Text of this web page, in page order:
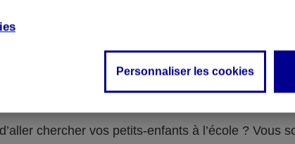
vous avez un accident de voiture
chercher vos petits-enfants à l’école ? Vous
Personnaliser les cookies